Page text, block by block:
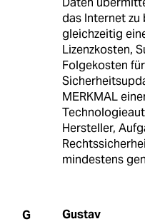
das Internet zu
gleichzeitig
Lizenzkosten,
Folgekosten
MERKMAL
Hersteller,
mindestens
G Gustav